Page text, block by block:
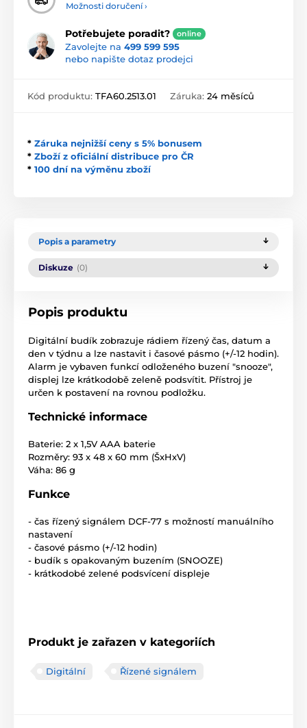
Možnosti doručení ›
Potřebujete poradit? online
Zavolejte na 499 599 595
nebo napište dotaz prodejci
Kód produktu: TFA60.2513.01 Záruka: 24 měsíců
* Záruka nejnižší ceny s 5% bonusem
* Zboží z oficiální distribuce pro ČR
* 100 dní na výměnu zboží
Popis a parametry
Diskuze (0)
Popis produktu
Digitální budík zobrazuje rádiem řízený čas, datum a
den v týdnu a lze nastavit i časové pásmo (+/-12 hodin).
Alarm je vybaven funkcí odloženého buzení "snooze",
displej lze krátkodobě zeleně podsvítit. Přístroj je
určen k postavení na rovnou podložku.
Technické informace
Baterie: 2 x 1,5V AAA baterie
Rozměry: 93 x 48 x 60 mm (ŠxHxV)
Váha: 86 g
Funkce
- čas řízený signálem DCF-77 s možností manuálního
nastavení
- časové pásmo (+/-12 hodin)
- budík s opakovaným buzením (SNOOZE)
- krátkodobé zelené podsvícení displeje
Produkt je zařazen v kategoriích
Digitální Řízené signálem